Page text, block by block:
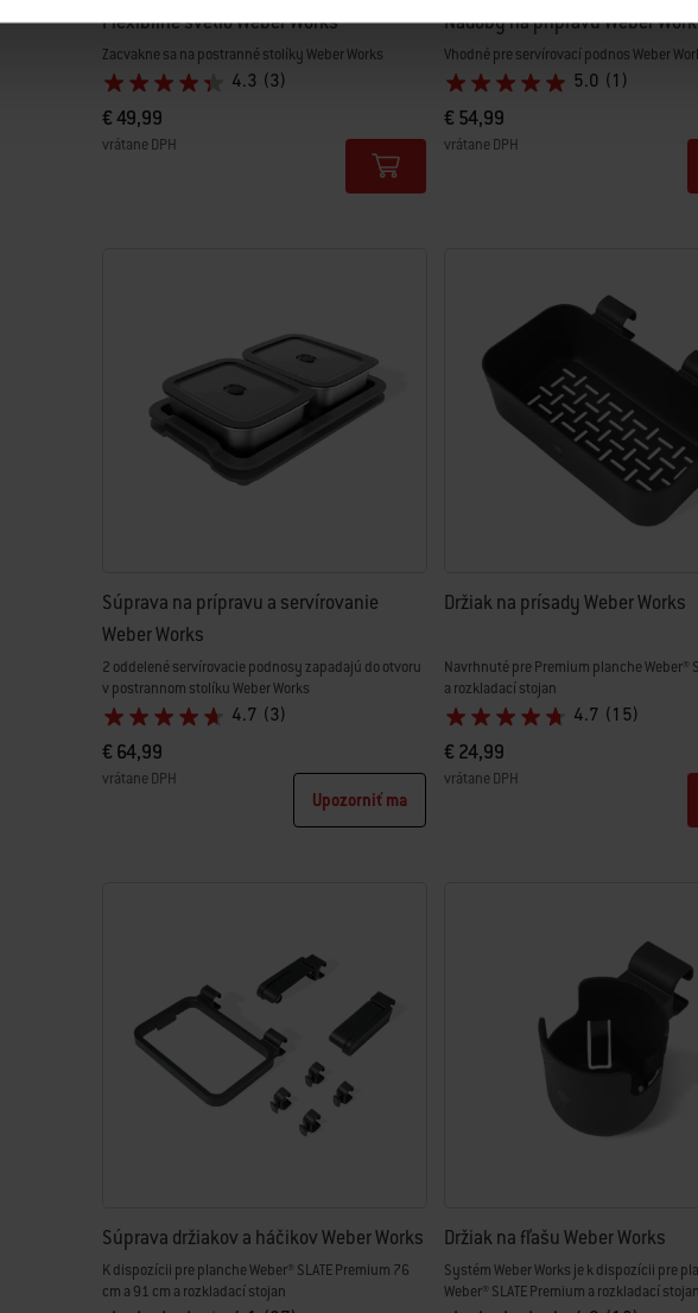
Flexibilné svetlo Weber Works
Zacvakne sa na postranné stolíky Weber Works
4.3 (3)
€ 49,99
vrátane DPH
Nádoby na prípravu Weber
Vhodné pre servírovací podnos Weber
5.0 (1)
€ 54,99
vrátane DPH
Súprava na prípravu a servírovanie
Weber Works
2 oddelené servírovacie podnosy zapadajú do otvoru
v postrannom stolíku Weber Works
4.7 (3)
€ 64,99
vrátane DPH
Upozorniť ma
Držiak na prísady Weber Works
Navrhnuté pre Premium planche Weber®
a rozkladací stojan
4.7 (15)
€ 24,99
vrátane DPH
Súprava držiakov a háčikov Weber Works
K dispozícii pre planche Weber® SLATE Premium 76
cm a 91 cm a rozkladací stojan
Držiak na fľašu Weber Works
Systém Weber Works je k dispozícii pre
Weber® SLATE Premium a rozkladací stojan